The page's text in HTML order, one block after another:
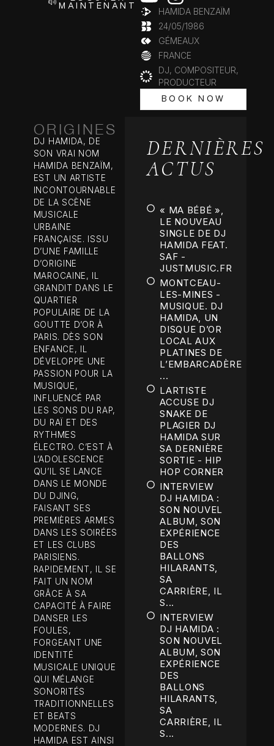
MAINTENANT
HAMIDA BENZAÏM
24/05/1986
GÉMEAUX
FRANCE
DJ, COMPOSITEUR,
PRODUCTEUR
BOOK NOW
ORIGINES
DJ HAMIDA, DE
SON VRAI NOM
HAMIDA BENZAÏM,
EST UN ARTISTE
INCONTOURNABLE
DE LA SCÈNE
MUSICALE
URBAINE
FRANÇAISE. ISSU
D’UNE FAMILLE
D’ORIGINE
MAROCAINE, IL
GRANDIT DANS LE
QUARTIER
POPULAIRE DE LA
GOUTTE D’OR À
PARIS. DÈS SON
ENFANCE, IL
DÉVELOPPE UNE
PASSION POUR LA
MUSIQUE,
INFLUENCÉ PAR
LES SONS DU RAP,
DU RAÏ ET DES
RYTHMES
ÉLECTRO. C’EST À
L’ADOLESCENCE
QU’IL SE LANCE
DANS LE MONDE
DU DJING,
FAISANT SES
PREMIÈRES ARMES
DANS LES SOIRÉES
ET LES CLUBS
PARISIENS.
RAPIDEMENT, IL SE
FAIT UN NOM
GRÂCE À SA
CAPACITÉ À FAIRE
DANSER LES
FOULES,
FORGEANT UNE
IDENTITÉ
MUSICALE UNIQUE
QUI MÉLANGE
SONORITÉS
TRADITIONNELLES
ET BEATS
MODERNES. DJ
HAMIDA EST AINSI
DERNIÈRES
ACTUS
« MA BÉBÉ »,
LE NOUVEAU
SINGLE DE DJ
HAMIDA FEAT.
SAF -
JUSTMUSIC.FR
MONTCEAU-
LES-MINES -
MUSIQUE. DJ
HAMIDA, UN
DISQUE D’OR
LOCAL AUX
PLATINES DE
L’EMBARCADÈRE
...
LARTISTE
ACCUSE DJ
SNAKE DE
PLAGIER DJ
HAMIDA SUR
SA DERNIÈRE
SORTIE - HIP
HOP CORNER
INTERVIEW
DJ HAMIDA :
SON NOUVEL
ALBUM, SON
EXPÉRIENCE
DES
BALLONS
HILARANTS,
SA
CARRIÈRE, IL
S...
INTERVIEW
DJ HAMIDA :
SON NOUVEL
ALBUM, SON
EXPÉRIENCE
DES
BALLONS
HILARANTS,
SA
CARRIÈRE, IL
S...